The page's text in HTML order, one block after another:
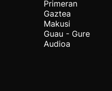
Primeran
Gaztea
Makusi
Guau - Gure
Audioa